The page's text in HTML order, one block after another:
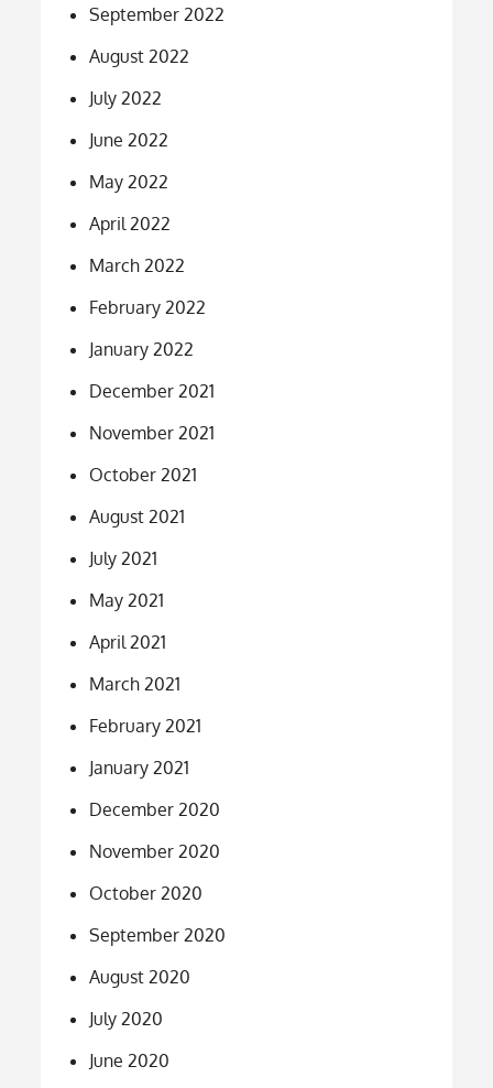
September 2022
August 2022
July 2022
June 2022
May 2022
April 2022
March 2022
February 2022
January 2022
December 2021
November 2021
October 2021
August 2021
July 2021
May 2021
April 2021
March 2021
February 2021
January 2021
December 2020
November 2020
October 2020
September 2020
August 2020
July 2020
June 2020